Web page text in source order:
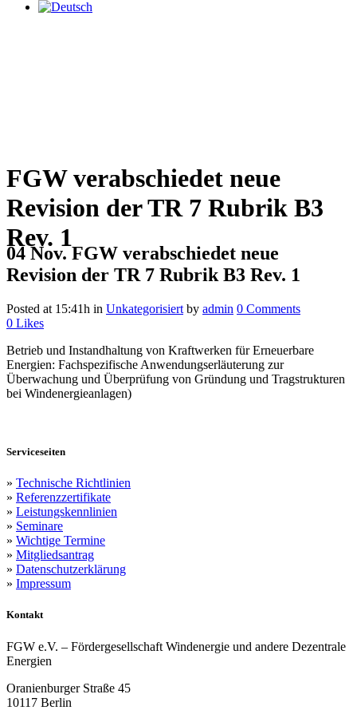
FGW verabschiedet neue
Revision der TR 7 Rubrik B3
Rev. 1
04 Nov.FGW verabschiedet neue
Revision der TR 7 Rubrik B3 Rev. 1
Posted at 15:41h in Unkategorisiert by admin 0 Comments
0 Likes
Betrieb und Instandhaltung von Kraftwerken für Erneuerbare
Energien: Fachspezifische Anwendungserläuterung zur
Überwachung und Überprüfung von Gründung und Tragstrukturen
bei Windenergieanlagen)
Serviceseiten
» Technische Richtlinien
» Referenzzertifikate
» Leistungskennlinien
» Seminare
» Wichtige Termine
» Mitgliedsantrag
» Datenschutzerklärung
» Impressum
Kontakt
FGW e.V. – Fördergesellschaft Windenergie und andere Dezentrale
Energien
Oranienburger Straße 45
10117 Berlin